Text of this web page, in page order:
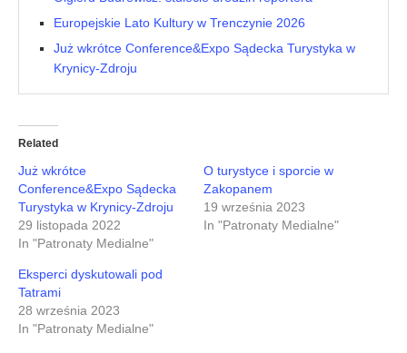
Europejskie Lato Kultury w Trenczynie 2026
Już wkrótce Conference&Expo Sądecka Turystyka w
Krynicy-Zdroju
Related
Już wkrótce
Conference&Expo Sądecka
Turystyka w Krynicy-Zdroju
29 listopada 2022
In "Patronaty Medialne"
O turystyce i sporcie w
Zakopanem
19 września 2023
In "Patronaty Medialne"
Eksperci dyskutowali pod
Tatrami
28 września 2023
In "Patronaty Medialne"